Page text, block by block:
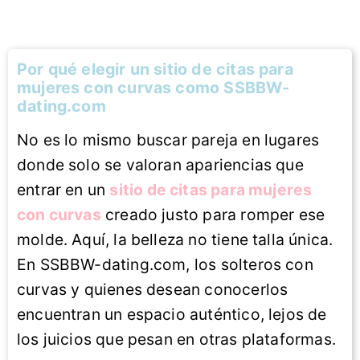
Por qué elegir un sitio de citas para
mujeres con curvas como SSBBW-
dating.com
No es lo mismo buscar pareja en lugares
donde solo se valoran apariencias que
entrar en un sitio de citas para mujeres
con curvas creado justo para romper ese
molde. Aquí, la belleza no tiene talla única.
En SSBBW-dating.com, los solteros con
curvas y quienes desean conocerlos
encuentran un espacio auténtico, lejos de
los juicios que pesan en otras plataformas.